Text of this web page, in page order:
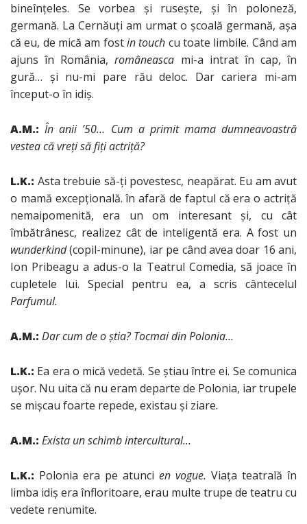
bineînţeles. Se vorbea şi ruseşte, şi în poloneză,
germană. La Cernăuţi am urmat o şcoală germană, aşa
că eu, de mică am fostin touch cu toate limbile. Când am
ajuns în România,româneasca mi-a intrat în cap, în
gură… şi nu-mi pare rău deloc. Dar cariera mi-am
început-o în idiş.
A.M.:În anii ’50… Cum a primit mama dumneavoastră
vestea că vreţi să fiţi actriţă?
L.K.: Asta trebuie să-ţi povestesc, neapărat. Eu am avut
o mamă excepţională. în afară de faptul că era o actriţă
nemaipomenită, era un om interesant şi, cu cât
îmbătrânesc, realizez cât de inteligentă era. A fost un
wunderkind(copil-minune), iar pe când avea doar 16 ani,
Ion Pribeagu a adus-o la Teatrul Comedia, să joace în
cupletele lui. Special pentru ea, a scris cântecelul
Parfumul.
A.M.: Dar cum de o ştia? Tocmai din Polonia…
L.K.: Ea era o mică vedetă. Se ştiau între ei. Se comunica
uşor. Nu uita că nu eram departe de Polonia, iar trupele
se mişcau foarte repede, existau şi ziare.
A.M.: Exista un schimb intercultural…
L.K.: Polonia era pe atunci en vogue. Viaţa teatrală în
limba idiş era înfloritoare, erau multe trupe de teatru cu
vedete renumite.